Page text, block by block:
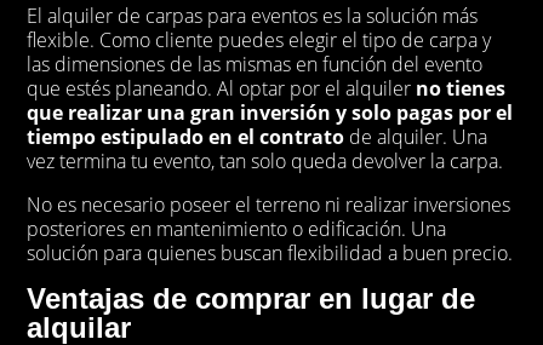
El alquiler de carpas para eventos es la solución más
flexible. Como cliente puedes elegir el tipo de carpa y
las dimensiones de las mismas en función del evento
que estés planeando. Al optar por el alquiler no tienes
que realizar una gran inversión y solo pagas por el
tiempo estipulado en el contrato de alquiler. Una
vez termina tu evento, tan solo queda devolver la carpa.
No es necesario poseer el terreno ni realizar inversiones
posteriores en mantenimiento o edificación. Una
solución para quienes buscan flexibilidad a buen precio.
Ventajas de comprar en lugar de
alquilar